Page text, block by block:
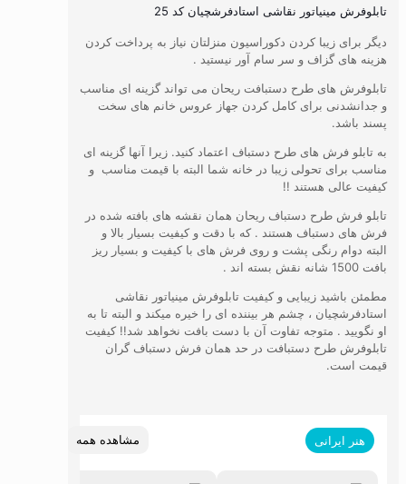
تابلوفرش مینیاتور نقاشی استادفرشچیان کد 25
دیگر برای زیبا کردن دکوراسیون منزلتان نیاز به پرداخت کردن
هزینه های گزاف و سر سام آور نیستید .
تابلوفرش های طرح دستبافت ریحان می تواند گزینه ای مناسب
و جدانشدنی برای کامل کردن جهاز عروس خانم های سخت
پسند باشد.
به تابلو فرش های طرح دستباف اعتماد کنید. زیرا آنها گزینه ای
مناسب برای تحولی زیبا در خانه شما البته با قیمت مناسب و
کیفیت عالی هستند !!
تابلو فرش طرح دستباف ریحان همان نقشه های بافته شده در
فرش های دستباف هستند . که با دقت و کیفیت بسیار بالا و
البته دوام رنگی پشت و روی فرش های با کیفیت و بسیار ریز
بافت 1500 شانه نقش بسته اند .
مطمئن باشید زیبایی و کیفیت تابلوفرش مینیاتور نقاشی
استادفرشچیان ، چشم هر بیننده ای را خیره میکند و البته تا به
او نگویید . متوجه تفاوت آن با دست بافت نخواهد شد!! کیفیت
تابلوفرش طرح دستبافت در حد همان فرش دستباف گران
قیمت است.
هنر ایرانی مشاهده همه